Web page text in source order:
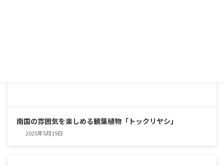
南国の雰囲気を楽しめる観葉植物「トックリヤシ」
2025年5月19日